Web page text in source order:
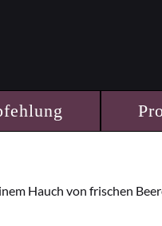
Hauch von frischen